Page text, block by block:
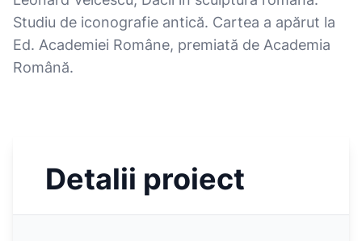
Studiu de iconografie antică. Cartea a apărut la
Ed. Academiei Române, premiată de Academia
Română.
Detalii proiect